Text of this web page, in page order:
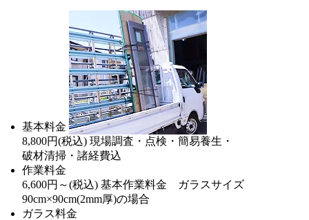
基本料金
8,800円(税込) 現場調査・点検・簡易養生・
破材清掃・諸経費込
作業料金
6,600円～(税込) 基本作業料金 ガラスサイズ
90cm×90cm(2mm厚)の場合
ガラス料金